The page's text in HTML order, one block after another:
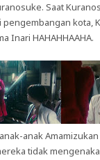
Saat
pengembangan kota,
Inari HAHAHHAAHA.
anak
tidak